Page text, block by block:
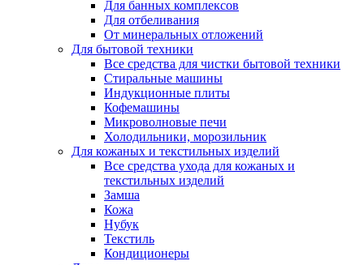
Для банных комплексов
Для отбеливания
От минеральных отложений
Для бытовой техники
Все средства для чистки бытовой техники
Стиральные машины
Индукционные плиты
Кофемашины
Микроволновые печи
Холодильники, морозильник
Для кожаных и текстильных изделий
Все средства ухода для кожаных и
текстильных изделий
Замша
Кожа
Нубук
Текстиль
Кондиционеры